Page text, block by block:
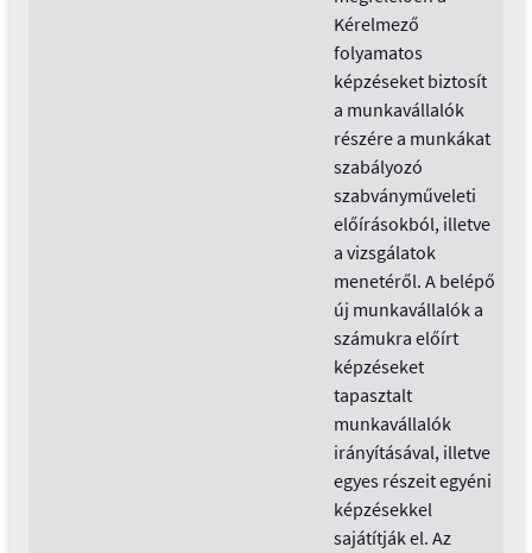
Kérelmező
folyamatos
képzéseket biztosít
a munkavállalók
részére a munkákat
szabályozó
szabványműveleti
előírásokból, illetve
a vizsgálatok
menetéről. A belépő
új munkavállalók a
számukra előírt
képzéseket
tapasztalt
munkavállalók
irányításával, illetve
egyes részeit egyéni
képzésekkel
sajátítják el. Az